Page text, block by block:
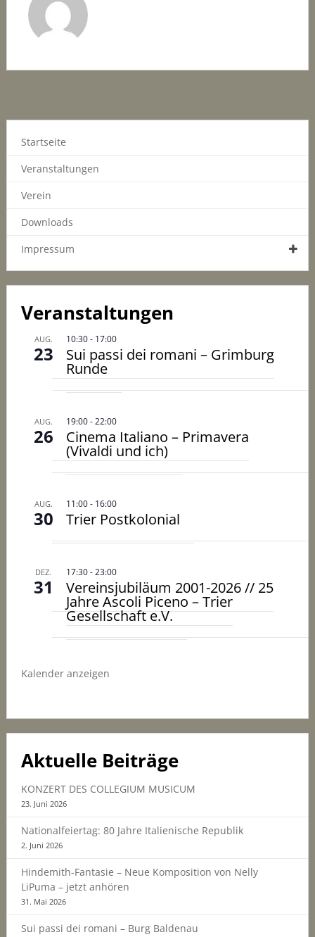
Startseite
Veranstaltungen
Verein
Downloads
Impressum
Veranstaltungen
AUG.
23
10:30- 17:00
Sui passi dei romani – Grimburg
Runde
AUG.
26
19:00-22:00
Cinema Italiano – Primavera
(Vivaldi und ich)
AUG.
30
11:00- 16:00
Trier Postkolonial
DEZ.
31
17:30-23:00
Vereinsjubiläum 2001-2026 // 25
Jahre Ascoli Piceno – Trier
Gesellschaft e.V.
Kalender anzeigen
Aktuelle Beiträge
KONZERT DES COLLEGIUM MUSICUM
23. Juni 2026
Nationalfeiertag: 80 Jahre Italienische Republik
2. Juni 2026
Hindemith-Fantasie – Neue Komposition von Nelly
LiPuma – jetzt anhören
31. Mai 2026
Sui passi dei romani – Burg Baldenau